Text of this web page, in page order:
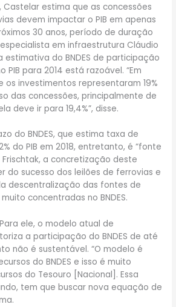
Castelar estima que as concessões
devem impactar o PIB em apenas
30 anos, período de duração
em infraestrutura Cláudio
estimativa do BNDES de participação
PIB para 2014 está razoável. “Em
os investimentos representaram 19%
das concessões, principalmente de
deve ir para 19,4%”, disse.
do BNDES, que estima taxa de
do PIB em 2018, entretanto, é “fonte
Frischtak, a concretização deste
do sucesso dos leilões de ferrovias e
descentralização das fontes de
concentradas no BNDES.
ele, o modelo atual de
a participação do BNDES de até
não é sustentável. “O modelo é
do BNDES e isso é muito
do Tesouro [Nacional]. Essa
tem que buscar nova equação de